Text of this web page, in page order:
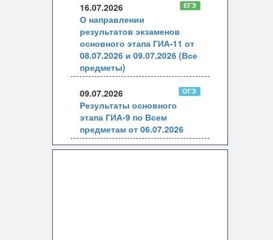
16.07.2026 ЕГЭ
О направлении
результатов экзаменов
основного этапа ГИА-11 от
08.07.2026 и 09.07.2026 (Все
предметы)
09.07.2026 ОГЭ
Результаты основного
этапа ГИА-9 по Всем
предметам от 06.07.2026